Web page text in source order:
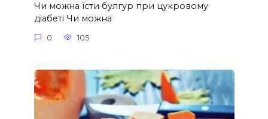
Чи можна їсти булгур при цукровому
діабеті Чи можна
0 105